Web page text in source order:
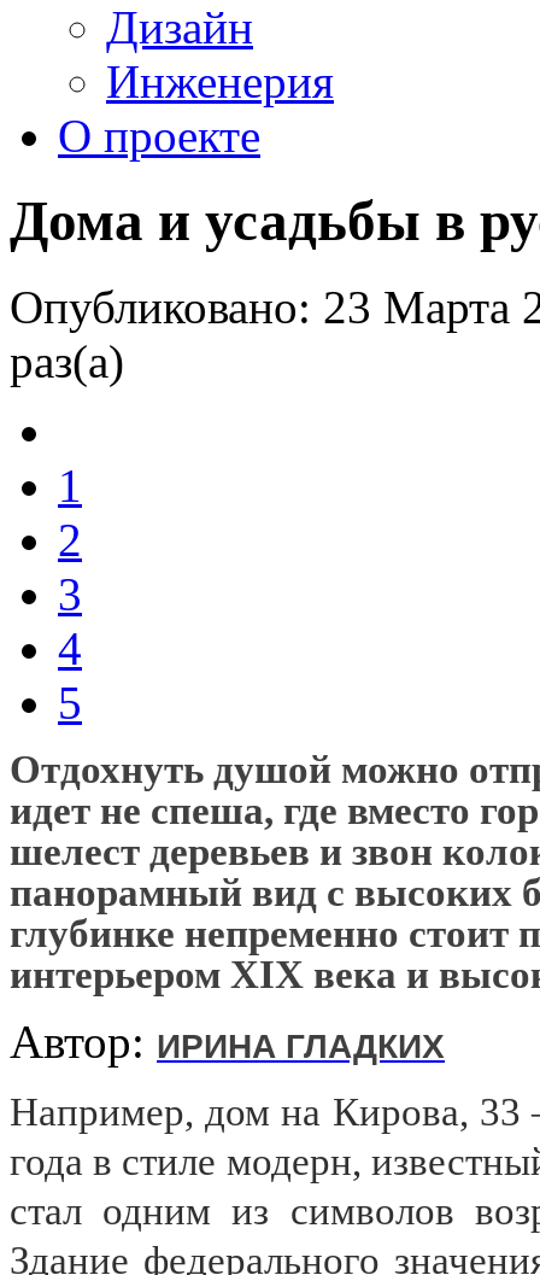
Дизайн
Инженерия
О проекте
Дома и усадьбы в
Опубликовано: 23 Марта
раз(а)
1
2
3
4
5
Отдохнуть душой можно
идет не спеша, где вместо
шелест деревьев и звон
панорамный вид с высоких
глубинке непременно стоит
интерьером XIX века и
Автор: ИРИНА ГЛАДКИХ
Например, дом на Кирова,
года в стиле модерн,
стал одним из символов
Здание федерального